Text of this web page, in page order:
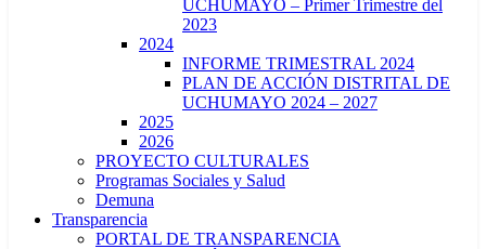
UCHUMAYO – Primer Trimestre del
2023
2024
INFORME TRIMESTRAL 2024
PLAN DE ACCIÓN DISTRITAL DE
UCHUMAYO 2024 – 2027
2025
2026
PROYECTO CULTURALES
Programas Sociales y Salud
Demuna
Transparencia
PORTAL DE TRANSPARENCIA